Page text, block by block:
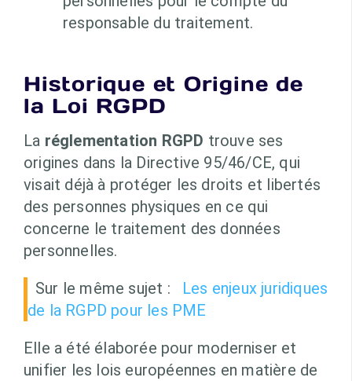
responsable du traitement.
Historique et Origine de
la Loi RGPD
La réglementation RGPD trouve ses
origines dans la Directive 95/46/CE, qui
visait déjà à protéger les droits et libertés
des personnes physiques en ce qui
concerne le traitement des données
personnelles.
Sur le même sujet :
Les enjeux juridiques
de la RGPD pour les PME
Elle a été élaborée pour moderniser et
unifier les lois européennes en matière de